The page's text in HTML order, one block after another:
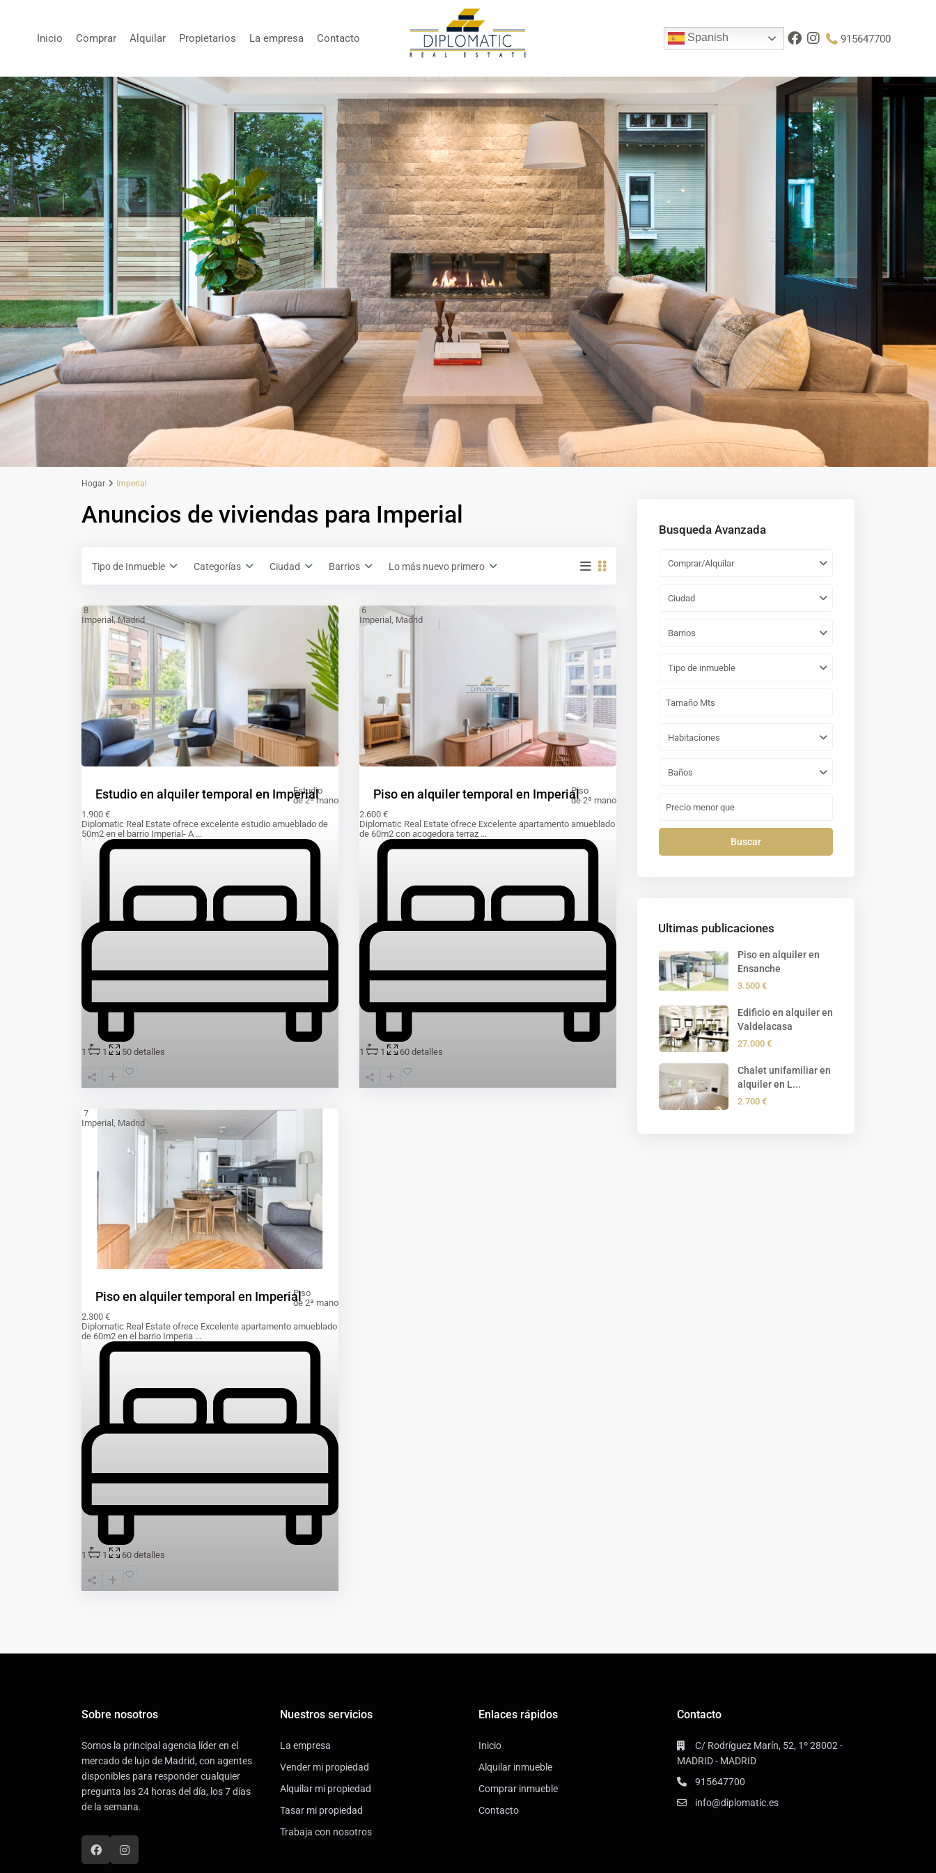
Inicio Comprar Alquilar Propietarios La empresa Contacto Spanish 915647700
Hogar Imperial
Anuncios de viviendas para Imperial
Tipo de Inmueble Categorías Ciudad Barrios Lo más nuevo primero
8
Imperial,Madrid
Estudio
de 2ª mano
Estudio en alquiler temporal en Imperial
1.900 €
Diplomatic Real Estate ofrece excelente estudio amueblado de
50m2 en el barrio Imperial- A ...
1 1 50 detalles
6
Imperial , Madrid
Piso
de 2ª mano
Piso en alquiler temporal en Imperial
2.600 €
Diplomatic Real Estate ofrece Excelente apartamento amueblado
de 60m2 con acogedora terraz ...
1 1 60 detalles
7
Imperial
Madrid
Piso
de 2ª mano
Piso en alquiler temporal en Imperial
2.300 €
Diplomatic Real Estate ofrece Excelente apartamento amueblado
de 60m2 en el barrio Imperia ...
1 1 60 detalles
Busqueda Avanzada
Comprar/Alquilar
Ciudad
Barrios
Tipo de inmueble
Habitaciones
Baños
Buscar
Ultimas publicaciones
Piso en alquiler en
Ensanche
3.500 €
Edificio en alquiler en
Valdelacasa
27.000 €
Chalet unifamiliar en
alquiler en L...
2.700 €
Sobre nosotros
Somos la principal agencia líder en el
mercado de lujo de Madrid, con agentes
disponibles para responder cualquier
pregunta las 24 horas del día, los 7 días
de la semana.
Nuestros servicios
La empresa
Vender mi propiedad
Alquilar mi propiedad
Tasar mi propiedad
Trabaja con nosotros
Enlaces rápidos
Inicio
Alquilar inmueble
Comprar inmueble
Contacto
Contacto
C/ Rodríguez Marín, 52, 1º 28002 -
MADRID - MADRID
915647700
info@diplomatic.es